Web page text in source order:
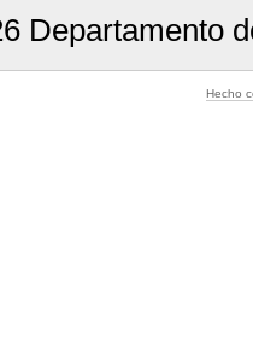
Departamento
Hecho